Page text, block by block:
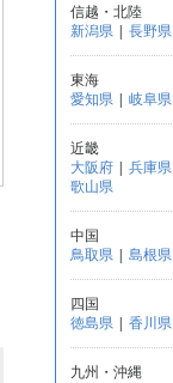
信越・北陸
新潟県 | 長野県
東海
愛知県 | 岐阜県
近畿
大阪府 | 兵庫県
歌山県
中国
鳥取県 | 島根県
四国
徳島県 | 香川県
九州・沖縄